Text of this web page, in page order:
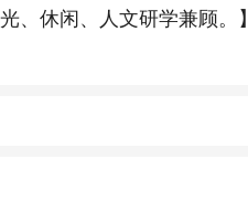
、休闲、人文研学兼顾。】